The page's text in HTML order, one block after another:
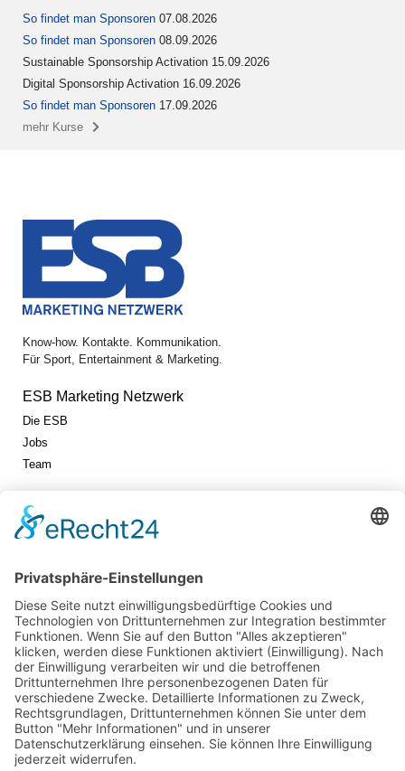
So findet man Sponsoren 07.08.2026
So findet man Sponsoren 08.09.2026
Sustainable Sponsorship Activation 15.09.2026
Digital Sponsorship Activation 16.09.2026
So findet man Sponsoren 17.09.2026
mehr Kurse
Know-how. Kontakte. Kommunikation.
Für Sport, Entertainment & Marketing.
ESB Marketing Netzwerk
Die ESB
Jobs
Team
Jetzt vernetzen!
Die ESB auf LinkedIn
Newsletter abonnieren
Events
360° ENTERTAINMENT
eps ARENA SUMMIT
FANCOMMERCE FORUM
MARKENFESTIVAL
Markenforum